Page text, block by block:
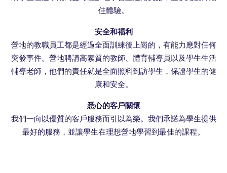
佳體驗。
安全和福利
營地的教職員工都是經過全面訓練後上崗的，有能力應對任何
突發事件。營地聘請高素質的教師、體育輔導員以及學生生活
輔導老師，他們的責任就是全面照料到訪學生，保證學生的健
康和安全。
悉心的客戶關懷
我們一向以優質的客戶服務而引以為榮。我們承諾為學生提供
最好的服務，並讓學生在理想營地學習到最佳的課程。